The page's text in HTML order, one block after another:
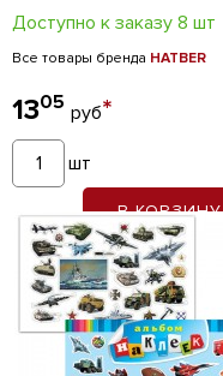
Доступно к заказу 8 шт
Все товары бренда HATBER
1305 руб*
шт
В КОРЗИНУ